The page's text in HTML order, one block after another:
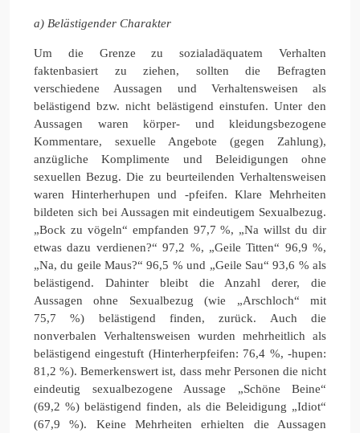
a) Belästigender Charakter
Um die Grenze zu sozialadäquatem Verhalten
faktenbasiert zu ziehen, sollten die Befragten
verschiedene Aussagen und Verhaltensweisen als
belästigend bzw. nicht belästigend einstufen. Unter den
Aussagen waren körper- und kleidungsbezogene
Kommentare, sexuelle Angebote (gegen Zahlung),
anzügliche Komplimente und Beleidigungen ohne
sexuellen Bezug. Die zu beurteilenden Verhaltensweisen
waren Hinterherhupen und -pfeifen. Klare Mehrheiten
bildeten sich bei Aussagen mit eindeutigem Sexualbezug.
„Bock zu vögeln“ empfanden 97,7 %, „Na willst du dir
etwas dazu verdienen?“ 97,2 %, „Geile Titten“ 96,9 %,
„Na, du geile Maus?“ 96,5 % und „Geile Sau“ 93,6 % als
belästigend. Dahinter bleibt die Anzahl derer, die
Aussagen ohne Sexualbezug (wie „Arschloch“ mit
75,7 %) belästigend finden, zurück. Auch die
nonverbalen Verhaltensweisen wurden mehrheitlich als
belästigend eingestuft (Hinterherpfeifen: 76,4 %, -hupen:
81,2 %). Bemerkenswert ist, dass mehr Personen die nicht
eindeutig sexualbezogene Aussage „Schöne Beine“
(69,2 %) belästigend finden, als die Beleidigung „Idiot“
(67,9 %). Keine Mehrheiten erhielten die Aussagen